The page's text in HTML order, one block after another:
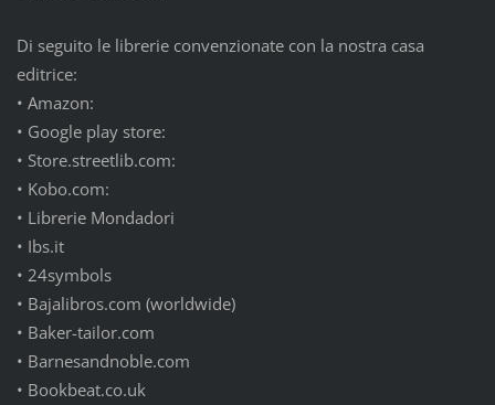
Di seguito le librerie convenzionate con la nostra casa
editrice:
• Amazon:
• Google play store:
• Store.streetlib.com:
• Kobo.com:
• Librerie Mondadori
• Ibs.it
• 24symbols
• Bajalibros.com (worldwide)
• Baker-tailor.com
• Barnesandnoble.com
• Bookbeat.co.uk